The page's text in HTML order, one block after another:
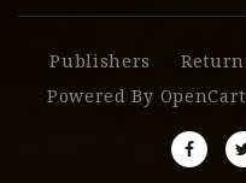
Publishers
Powered By OpenCart